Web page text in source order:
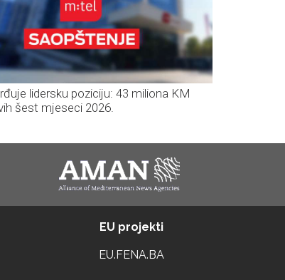
lidersku poziciju: 43 miliona KM
šest mjeseci 2026.
EU projekti
EU.FENA.BA